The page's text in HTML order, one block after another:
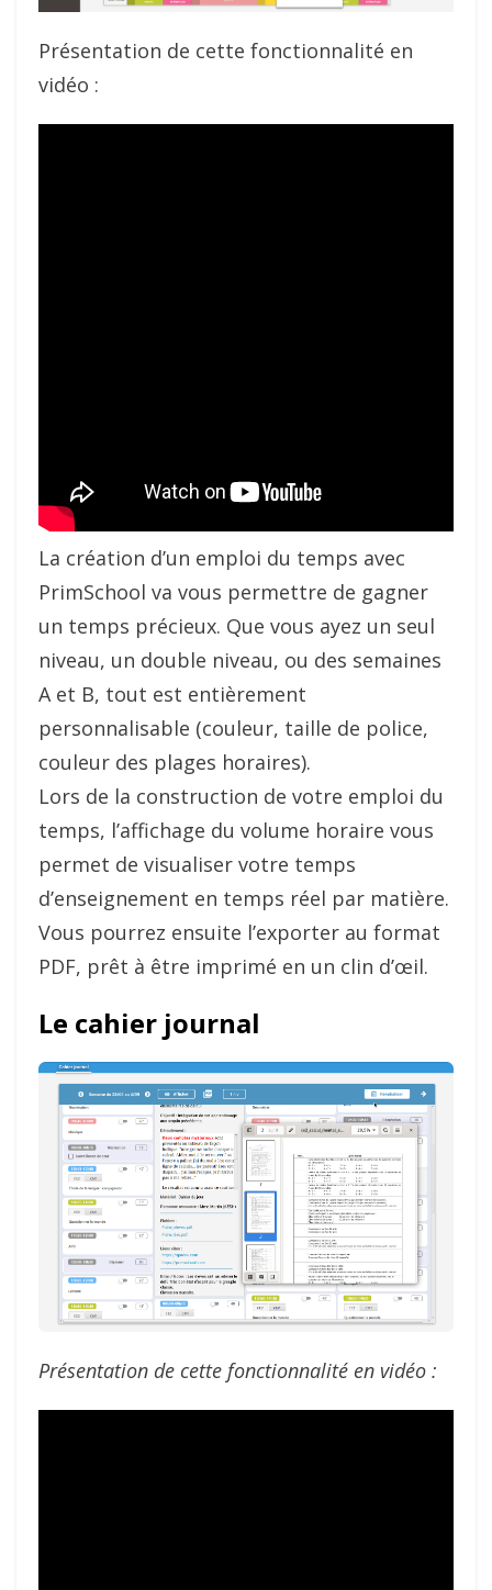
Présentation de cette fonctionnalité en
vidéo :
La création d’un emploi du temps avec
PrimSchool va vous permettre de gagner
un temps précieux. Que vous ayez un seul
niveau, un double niveau, ou des semaines
A et B, tout est entièrement
personnalisable (couleur, taille de police,
couleur des plages horaires).
Lors de la construction de votre emploi du
temps, l’affichage du volume horaire vous
permet de visualiser votre temps
d’enseignement en temps réel par matière.
Vous pourrez ensuite l’exporter au format
PDF, prêt à être imprimé en un clin d’œil.
Le cahier journal
Présentation de cette fonctionnalité en vidéo :